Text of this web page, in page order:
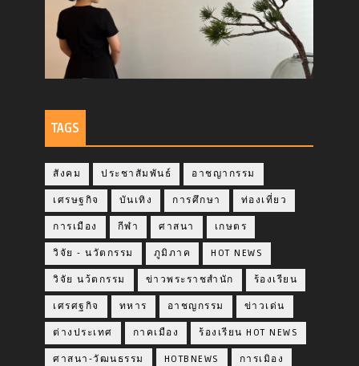
TAGS
สังคม ประชาสัมพันธ์ อาชญากรรม
เศรษฐกิจ บันเทิง การศึกษา ท่องเที่ยว
การเมือง กีฬา ศาสนา เกษตร
วิจัย - นวัตกรรม ภูมิภาค HOT NEWS
วิจัย นว้ตกรรม ข่าวพระราชสำนัก ร้องเรียน
เศรศฐกิจ ทหาร อาชญกรรม ข่าวเด่น
ต่างประเทศ กาคเมือง ร้องเรียน HOT NEWS
ศาสนา-วัฒนธรรม HOTBNEWS การเมิอง